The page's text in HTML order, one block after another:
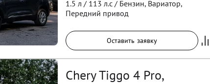
1.5 л / 113 л.с / Бензин, Вариатор,
Передний привод
Оставить заявку
Chery Tiggo 4 Pro,